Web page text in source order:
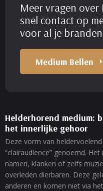
Meer vragen over
snel contact op
voor al je
Medium Bellen
Helderhorend medium:
het innerlijke gehoor
Deze vorm van
“clairaudience” genoemd.
namen, klanken of zelfs
overleden dierbaren. Deze
anderen en komen niet via